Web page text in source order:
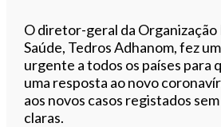
O diretor-geral da Organização
Saúde, Tedros Adhanom, fez
urgente a todos os países para
uma resposta ao novo
aos novos casos registados
claras.